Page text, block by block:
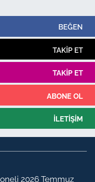
BEĞEN
TAKIP ET
TAKIP ET
ABONE OL
İLETIŞIM
2026 Temmuz